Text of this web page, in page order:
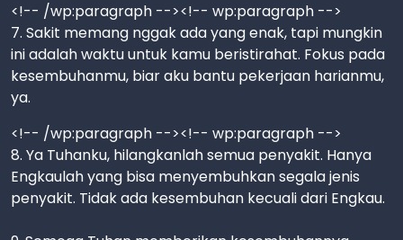
<!-- /wp:paragraph --><!-- wp:paragraph -->
7. Sakit memang nggak ada yang enak, tapi mungkin
ini adalah waktu untuk kamu beristirahat. Fokus pada
kesembuhanmu, biar aku bantu pekerjaan harianmu,
ya.
<!-- /wp:paragraph --><!-- wp:paragraph -->
8. Ya Tuhanku, hilangkanlah semua penyakit. Hanya
Engkaulah yang bisa menyembuhkan segala jenis
penyakit. Tidak ada kesembuhan kecuali dari Engkau.